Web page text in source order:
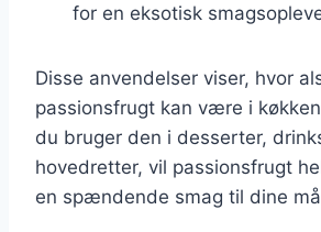
for en eksotisk
Disse anvendelser viser, hvor
passionsfrugt kan være i
du bruger den i desserter,
hovedretter, vil passionsfrugt
en spændende smag til dine